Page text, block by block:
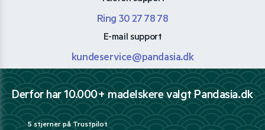
Ring 30 27 78 78
E-mail support
kundeservice@pandasia.dk
Derfor har 10.000+ madelskere valgt Pandasia.dk
5 stjerner på Trustpilot